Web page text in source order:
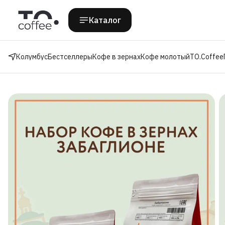
Каталог
КолумбусБестселлерыКофе в зернахКофе молотыйTO.Coffee